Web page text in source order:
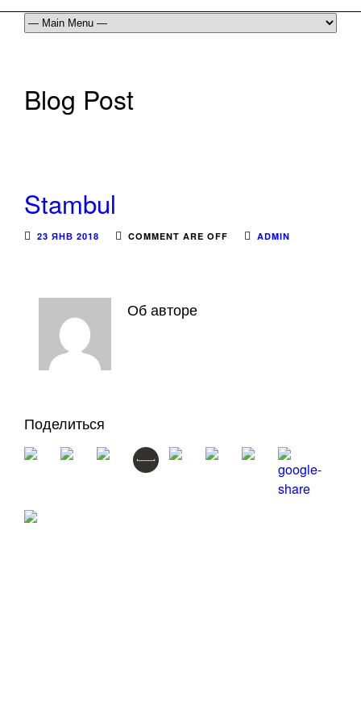
Blog Post
Stambul
23 ЯНВ 2018 COMMENT ARE OFF ADMIN
Об авторе
Поделиться